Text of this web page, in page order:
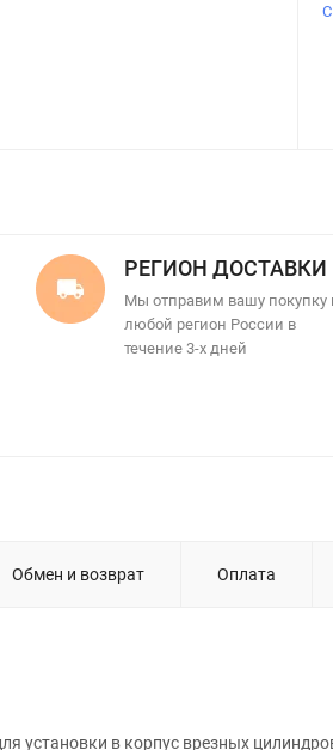
РЕГИОН ДОСТАВКИ
Мы отправим вашу покупку
любой регион России в
течение 3-х дней
Обмен и возврат Оплата
установки в корпус врезных